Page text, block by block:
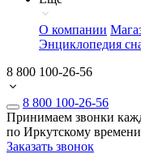
О компании
Энциклопедия
8 800 100-26-56
8 800 100-26-56
Принимаем звонки
по Иркутскому
Заказать звонок